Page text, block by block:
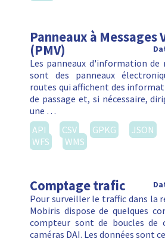
Panneaux à Messages
(PMV)
Les panneaux d'information de
sont des panneaux
routes qui affichent des
de passage et, si nécessaire,
une …
API
CSV GPKG JSON
WFS
WMS
Comptage trafic
Pour surveiller le traffic dans la
Mobiris dispose de quelques
compteur sont de boucles de
caméras DAI. Les données sont